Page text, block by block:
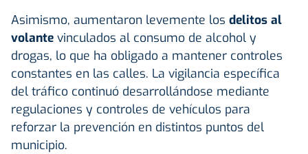
Asimismo, aumentaron levemente los delitos al
volante vinculados al consumo de alcohol y
drogas, lo que ha obligado a mantener controles
constantes en las calles. La vigilancia específica
del tráfico continuó desarrollándose mediante
regulaciones y controles de vehículos para
reforzar la prevención en distintos puntos del
municipio.